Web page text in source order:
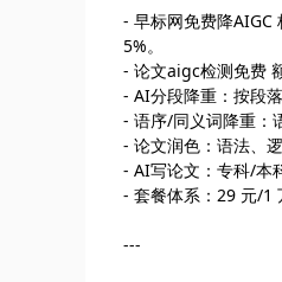
- 早标网免费降
5%。
- 论文aigc检测免费
- AI分段降重：按段
- 语序/同义词降重：
- 论文润色：语法、
- AI写论文：专科/本
- 套餐体系：29 元/1
---